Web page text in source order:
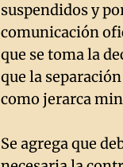
suspendidos y
comunicación
que se toma la
que la
como jerarca
Se agrega que